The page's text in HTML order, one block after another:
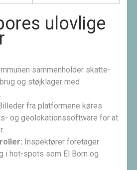
ulovlige
sammenholder skatte­
og støjklager med
fra platformene køres
og geolokations­software for at
Inspektører foretager
i hot-spots som El Born og